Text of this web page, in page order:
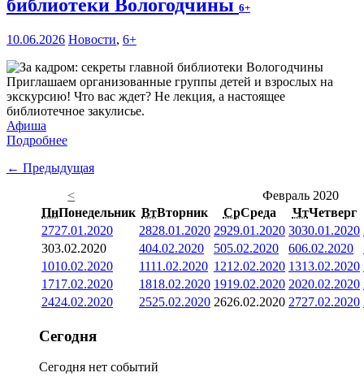
библиотеки Вологодчины 6+
10.06.2026 Новости, 6+
Приглашаем организованные группы детей и взрослых на
экскурсию! Что вас ждет? Не лекция, а настоящее
библиотечное закулисье.
Афиша
Подробнее
← Предыдущая
<
Февраль 2020
ПнПонедельник ВтВторник СрСреда ЧтЧетверг
2727.01.2020 2828.01.2020 2929.01.2020 3030.01.2020
303.02.2020 404.02.2020 505.02.2020 606.02.2020
1010.02.2020 1111.02.2020 1212.02.2020 1313.02.2020
1717.02.2020 1818.02.2020 1919.02.2020 2020.02.2020
2424.02.2020 2525.02.2020 2626.02.2020 2727.02.2020
Сегодня
Сегодня нет событий